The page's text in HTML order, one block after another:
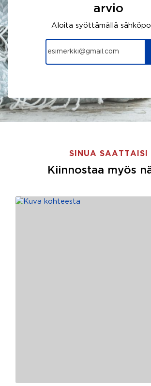
arvio
Aloita syöttämällä
SINUA SAATTAISI
Kiinnostaa myös